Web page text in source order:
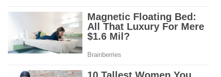
Advertisement